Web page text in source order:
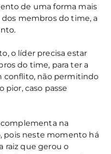
de uma forma mais
dos membros do time, a
o líder precisa estar
do time, para ter a
conflito, não permitindo
pior, caso passe
complementa na
pois neste momento há
raiz que gerou o